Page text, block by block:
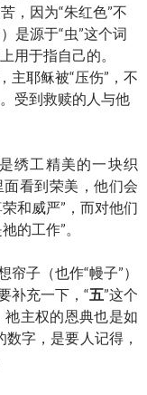
，因为“朱红色”不
是源于“虫”这个词
用于指自己的。
主耶稣被“压伤”，不
受到救赎的人与他
绣工精美的一块织
看到荣美，他们会
和威严”，而对他们
的工作”。
子（也作“幔子”）
补充一下，“五”这个
主权的恩典也是如
数字，是要人记得，